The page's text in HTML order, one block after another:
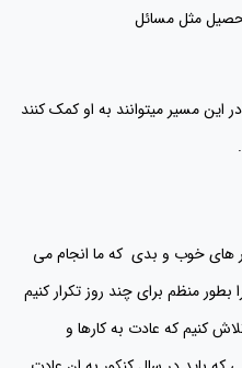
مثل مسائل
این مسیر میتوانند به او کمک کنند
های خوب و بدی که ما انجام می
منظم برای چند روز تکرار کنیم
کنیم که عادت به کارها و